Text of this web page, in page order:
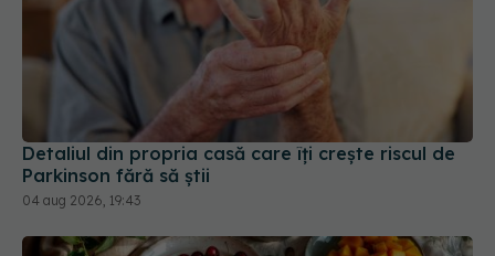
Detaliul din propria casă care îți crește riscul de
Parkinson fără să știi
04 aug 2026, 19:43